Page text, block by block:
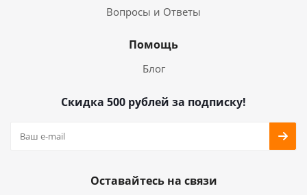
Вопросы и Ответы
Помощь
Блог
Скидка 500 рублей за подписку!
Оставайтесь на связи